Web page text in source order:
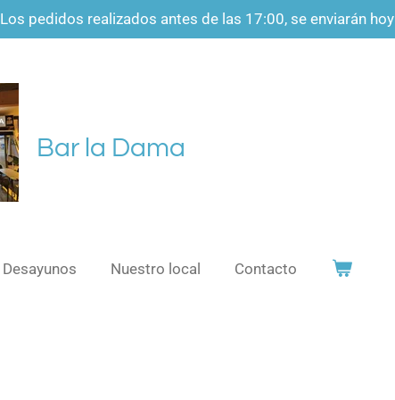
Los pedidos realizados antes de las 17:00, se enviarán hoy
Bar la Dama
Desayunos Nuestro local Contacto